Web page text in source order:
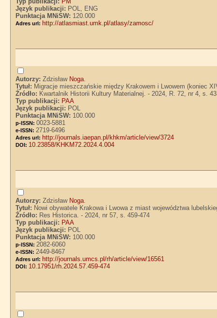
Język publikacji: POL, ENG
Punktacja MNiSW: 120.000
Adres url: http://atlasmiast.umk.pl/atlasy/zamosc/
Autorzy:Zdzisław Noga.
Tytuł: Migracje mieszczańskie między Krakowem i Lwowem (koniec
Źródło: Kwartalnik Historii Kultury Materialnej. - 2024, R. 72, nr 4, s.
Typ publikacji: PAA
Język publikacji: POL
Punktacja MNiSW: 100.000
p-ISSN:0023-5881
e-ISSN: 2719-6496
Adres url: http://journals.iaepan.pl/khkm/article/view/3724
DOI: 10.23858/KHKM72.2024.4.004
Autorzy:Zdzisław Noga.
Tytuł: Nowi obywatele Krakowa i Lwowa z miast województwa
Źródło: Res Historica. - 2024, nr 57, s. 459-474
Typ publikacji: PAA
Język publikacji: POL
Punktacja MNiSW: 100.000
p-ISSN: 2082-6060
e-ISSN: 2449-8467
Adres url: http://journals.umcs.pl/rh/article/view/16561
DOI: 10.17951/rh.2024.57.459-474